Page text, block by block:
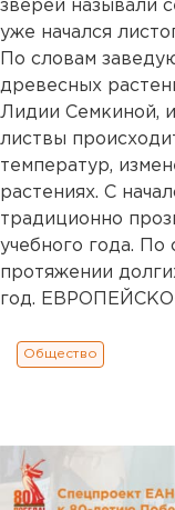
зверей называли
уже начался
По словам
древесных
Лидии Семкиной,
листвы
температур,
растениях. С
традиционно
учебного года. По
протяжении
год.
Общество